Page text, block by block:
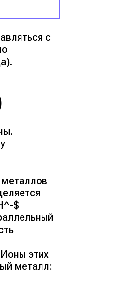
с
$
Ионы этих
металл: